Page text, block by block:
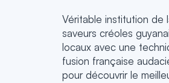
Véritable institution de
saveurs créoles
locaux avec une
fusion française
pour découvrir le